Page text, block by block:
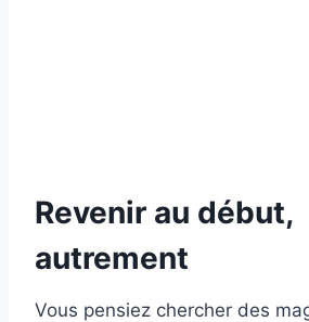
Revenir au début,
autrement
Vous pensiez chercher des